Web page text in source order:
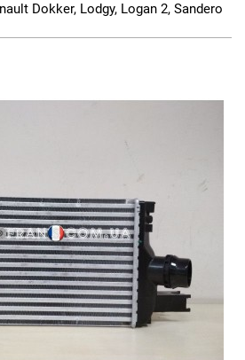
Dokker, Lodgy, Logan 2, Sandero